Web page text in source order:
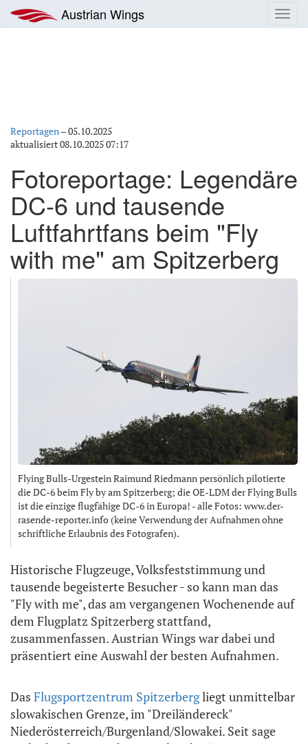
Inhalt
springen
Austrian Wings
Reportagen–05.10.2025
aktualisiert08.10.2025 07:17
Fotoreportage: Legendäre
DC-6 und tausende
Luftfahrtfans beim "Fly
with me" am Spitzerberg
Flying Bulls-Urgestein Raimund Riedmann persönlich pilotierte
die DC-6 beim Fly by am Spitzerberg; die OE-LDM der Flying Bulls
ist die einzige flugfähige DC-6 in Europa! - alle Fotos: www.der-
rasende-reporter.info (keine Verwendung der Aufnahmen ohne
schriftliche Erlaubnis des Fotografen).
Historische Flugzeuge, Volksfeststimmung und
tausende begeisterte Besucher - so kann man das
"Fly with me", das am vergangenen Wochenende auf
dem Flugplatz Spitzerberg stattfand,
zusammenfassen. Austrian Wings war dabei und
präsentiert eine Auswahl der besten Aufnahmen.
Das Flugsportzentrum Spitzerbergliegt unmittelbar
slowakischen Grenze, im "Dreiländereck"
Niederösterreich/Burgenland/Slowakei. Seit sage